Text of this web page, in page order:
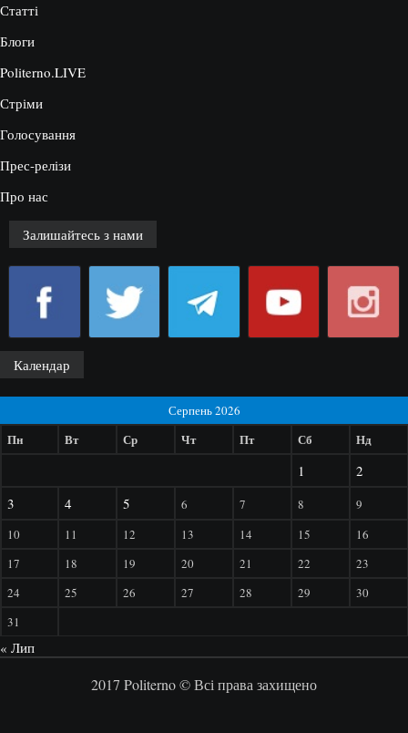
Статті
Блоги
Politerno.LIVE
Стріми
Голосування
Прес-релізи
Про нас
Залишайтесь з нами
Календар
Серпень 2026
Пн Вт Ср Чт Пт Сб Нд
1
2
3
4 5 6 7 8
9
10
11 12 13 14 15
16
17
18 19 20 21 22
23
24
25 26 27 28 29
30
31
« Лип
2017 Politerno © Всі права захищено